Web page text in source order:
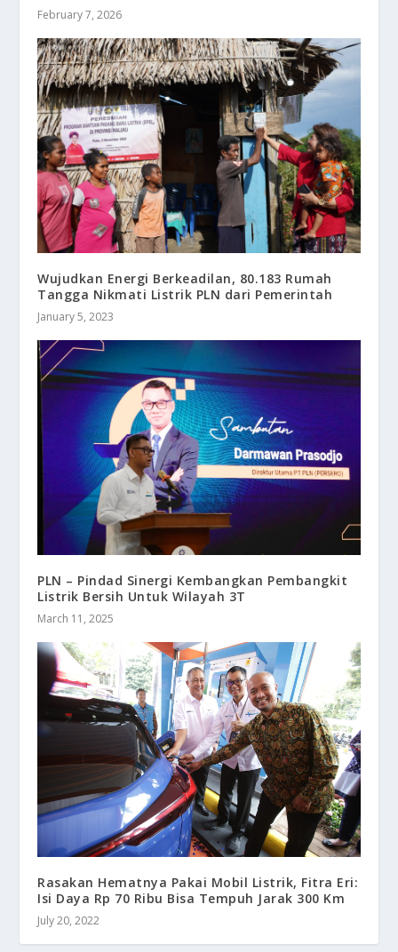
February 7, 2026
Wujudkan Energi Berkeadilan, 80.183 Rumah
Tangga Nikmati Listrik PLN dari Pemerintah
January 5, 2023
PLN – Pindad Sinergi Kembangkan Pembangkit
Listrik Bersih Untuk Wilayah 3T
March 11, 2025
Rasakan Hematnya Pakai Mobil Listrik, Fitra Eri:
Isi Daya Rp 70 Ribu Bisa Tempuh Jarak 300 Km
July 20, 2022